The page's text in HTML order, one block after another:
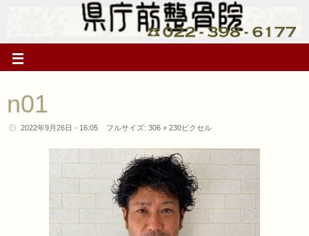
n01
2022年9月26日 - 16:05 フルサイズ: 306 × 230ピクセル